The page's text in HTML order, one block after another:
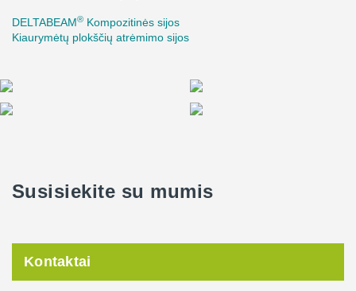
DELTABEAM® Kompozitinės sijos
Kiaurymėtų plokščių atrėmimo sijos
Susisiekite su mumis
Kontaktai